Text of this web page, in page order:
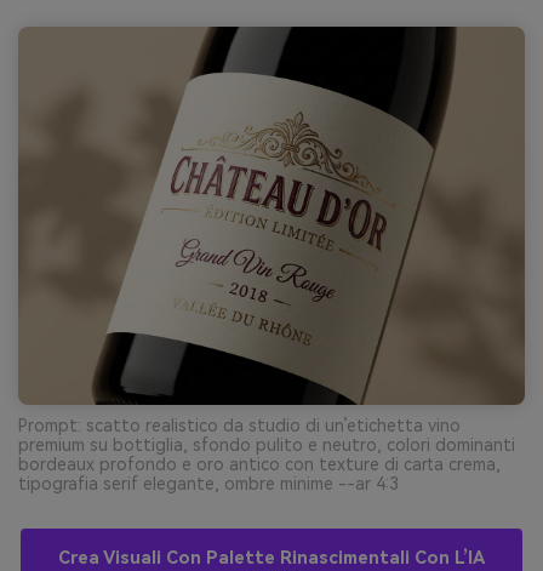
Prompt: scatto realistico da studio di un’etichetta vino
premium su bottiglia, sfondo pulito e neutro, colori dominanti
bordeaux profondo e oro antico con texture di carta crema,
tipografia serif elegante, ombre minime --ar 4:3
Crea Visuali Con Palette Rinascimentali Con L’IA